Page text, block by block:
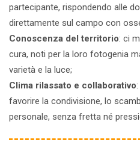
partecipante, rispondendo alle
direttamente sul campo con
Conoscenza del territorio: ci
cura, noti per la loro fotogenia
varietà e la luce;
Clima rilassato e collaborativo
favorire la condivisione, lo
personale, senza fretta né